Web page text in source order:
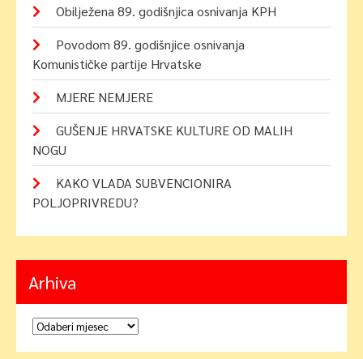
Obilježena 89. godišnjica osnivanja KPH
Povodom 89. godišnjice osnivanja
Komunističke partije Hrvatske
MJERE NEMJERE
GUŠENJE HRVATSKE KULTURE OD MALIH
NOGU
KAKO VLADA SUBVENCIONIRA
POLJOPRIVREDU?
Arhiva
Arhiva